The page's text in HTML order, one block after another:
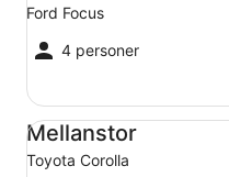
Ford Focus
4 personer
Mellanstor
Toyota Corolla
Mellanstor Toyota Corolla